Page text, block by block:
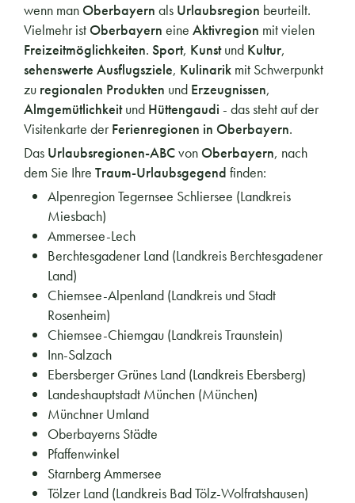
wenn man Oberbayern als Urlaubsregion beurteilt.
Vielmehr ist Oberbayern eine Aktivregion mit vielen
Freizeitmöglichkeiten. Sport, Kunstund Kultur,
sehenswerte Ausflugsziele, Kulinarik mit Schwerpunkt
zu regionalen Produkten und Erzeugnissen,
Almgemütlichkeitund Hüttengaudi - das steht auf der
Visitenkarte derFerienregionen in Oberbayern.
Das Urlaubsregionen-ABCvon Oberbayern, nach
dem Sie Ihre Traum-Urlaubsgegend finden:
Alpenregion Tegernsee Schliersee (Landkreis
Miesbach)
Ammersee-Lech
Berchtesgadener Land (Landkreis Berchtesgadener
Land)
Chiemsee-Alpenland (Landkreis und Stadt
Rosenheim)
Chiemsee-Chiemgau (Landkreis Traunstein)
Inn-Salzach
Ebersberger Grünes Land (Landkreis Ebersberg)
Landeshauptstadt München (München)
Münchner Umland
Oberbayerns Städte
Pfaffenwinkel
Starnberg Ammersee
Tölzer Land (Landkreis Bad Tölz-Wolfratshausen)